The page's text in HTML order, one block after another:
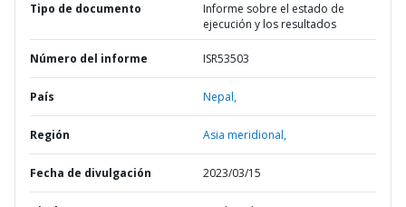
Tipo de documento
Informe sobre el estado de
ejecución y los resultados
Número del informe ISR53503
País Nepal,
Región Asia meridional,
Fecha de divulgación 2023/03/15